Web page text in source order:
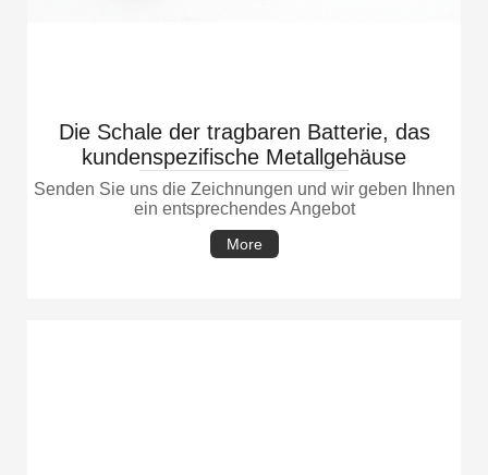
Die Schale der tragbaren Batterie, das
kundenspezifische Metallgehäuse
Senden Sie uns die Zeichnungen und wir geben Ihnen
ein entsprechendes Angebot
More